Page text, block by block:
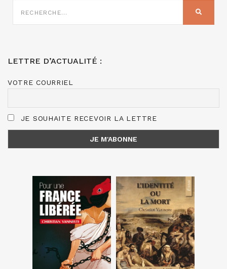
SUR
LETTRE D’ACTUALITÉ :
VOTRE COURRIEL
JE SOUHAITE RECEVOIR LA LETTRE